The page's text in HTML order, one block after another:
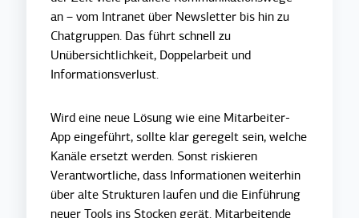
an – vom Intranet über Newsletter bis hin zu
Chatgruppen. Das führt schnell zu
Unübersichtlichkeit, Doppelarbeit und
Informationsverlust.
Wird eine neue Lösung wie eine Mitarbeiter-
App eingeführt, sollte klar geregelt sein, welche
Kanäle ersetzt werden. Sonst riskieren
Verantwortliche, dass Informationen weiterhin
über alte Strukturen laufen und die Einführung
neuer Tools ins Stocken gerät. Mitarbeitende